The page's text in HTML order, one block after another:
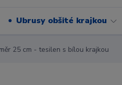
Ubrusy obšité krajkou
25 cm - tesilen s bílou krajkou